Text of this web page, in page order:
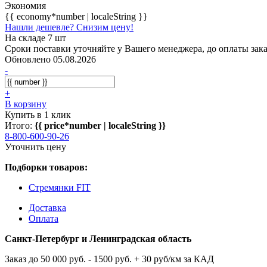
Экономия
{{ economy*number | localeString }}
Нашли дешевле? Снизим цену!
На складе 7 шт
Сроки поставки уточняйте у Вашего менеджера, до оплаты
Обновлено 05.08.2026
-
+
В корзину
Купить в 1 клик
Итого: {{ price*number | localeString }}
8-800-600-90-26
Уточнить цену
Подборки товаров:
Стремянки FIT
Доставка
Оплата
Санкт-Петербург и Ленинградская область
Заказ до 50 000 руб. - 1500 руб. + 30 руб/км за КАД